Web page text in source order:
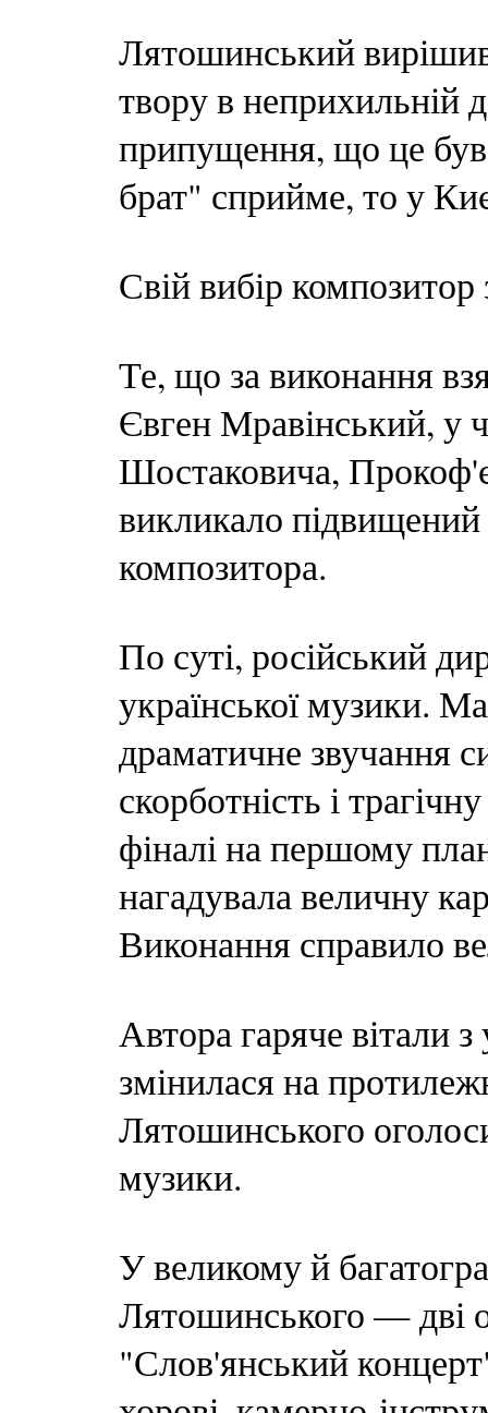
Лятошинський
твору в неприхильній
припущення, що це
брат" сприйме, то у
Свій вибір
Те, що за виконання
Євген Мравінський, у
Шостаковича,
викликало підвищений
композитора.
По суті, російський
української музики.
драматичне звучання
скорботність і
фіналі на першому
нагадувала величну
Виконання справило
Автора гаряче вітали
змінилася на
Лятошинського
музики.
У великому й
Лятошинського — дві
"Слов'янський